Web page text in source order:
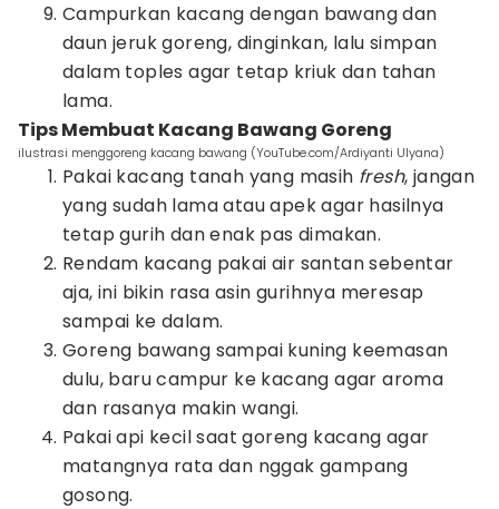
Campurkan kacang dengan bawang dan
daun jeruk goreng, dinginkan, lalu simpan
dalam toples agar tetap kriuk dan tahan
lama.
Tips Membuat Kacang Bawang Goreng
ilustrasi menggoreng kacang bawang (YouTube.com/Ardiyanti Ulyana)
Pakai kacang tanah yang masih fresh, jangan
yang sudah lama atau apek agar hasilnya
tetap gurih dan enak pas dimakan.
Rendam kacang pakai air santan sebentar
aja, ini bikin rasa asin gurihnya meresap
sampai ke dalam.
Goreng bawang sampai kuning keemasan
dulu, baru campur ke kacang agar aroma
dan rasanya makin wangi.
Pakai api kecil saat goreng kacang agar
matangnya rata dan nggak gampang
gosong.